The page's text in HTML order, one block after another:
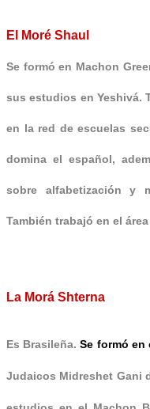
El Moré Shaul
Se formó en Machon
sus estudios en Yeshivá.
en la red de escuelas
domina el español,
sobre alfabetización y
También trabajó en el
La Morá Shterna
Es Brasileña. Se formó en
Judaicos Midreshet Gani